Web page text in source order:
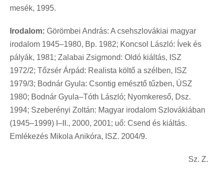
mesék, 1995.
Irodalom: Görömbei András: A csehszlovákiai magyar
irodalom 1945–1980, Bp. 1982; Koncsol László: Ívek és
pályák, 1981; Zalabai Zsigmond: Oldó kiáltás, ISZ
1972/2; Tőzsér Árpád: Realista költő a szélben, ISZ
1979/3; Bodnár Gyula: Csontig emésztő tűzben, ÚSZ
1980; Bodnár Gyula–Tóth László; Nyomkereső, Dsz.
1994; Szeberényi Zoltán: Magyar irodalom Szlovákiában
(1945–1999) I–II., 2000, 2001; uő: Csend és kiáltás.
Emlékezés Mikola Anikóra, ISZ. 2004/9.
Sz. Z.